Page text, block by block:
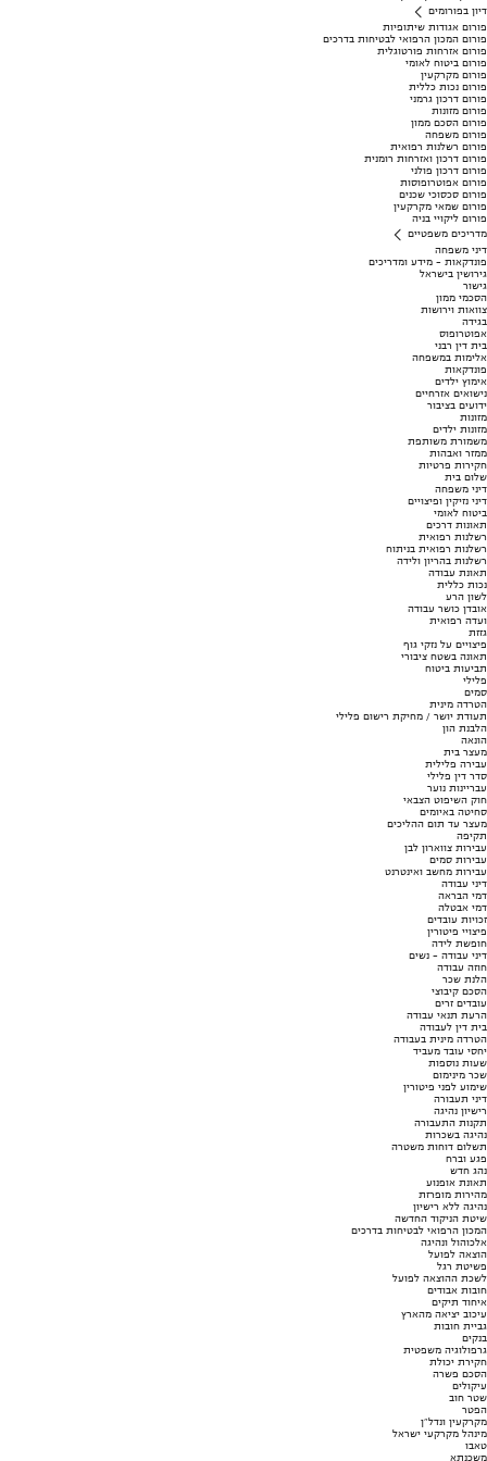
דיון בפורומים
פורום אגודות שיתופיות
פורום המכון הרפואי לבטיחות בדרכים
פורום אזרחות פורטוגלית
פורום ביטוח לאומי
פורום מקרקעין
פורום נכות כללית
פורום דרכון גרמני
פורום מזונות
פורום הסכם ממון
פורום משפחה
פורום רשלנות רפואית
פורום דרכון ואזרחות רומנית
פורום דרכון פולני
פורום אפוטרופוסות
פורום סכסוכי שכנים
פורום שמאי מקרקעין
פורום ליקויי בניה
מדריכים משפטיים
דיני משפחה
פונדקאות - מידע ומדריכים
גירושין בישראל
גישור
הסכמי ממון
צוואות וירושות
בגידה
אפוטרופוס
בית דין רבני
אלימות במשפחה
פונדקאות
אימוץ ילדים
נישואים אזרחיים
ידועים בציבור
מזונות
מזונות ילדים
משמורת משותפת
ממזר ואבהות
חקירות פרטיות
שלום בית
דיני משפחה
דיני נזיקין ופיצויים
ביטוח לאומי
תאונות דרכים
רשלנות רפואית
רשלנות רפואית בניתוח
רשלנות בהריון ולידה
תאונת עבודה
נכות כללית
לשון הרע
אובדן כושר עבודה
ועדה רפואית
גזזת
פיצויים על נזקי גוף
תאונה בשטח ציבורי
תביעות ביטוח
פלילי
סמים
הטרדה מינית
תעודת יושר / מחיקת רישום פלילי
הלבנת הון
הונאה
מעצר בית
עבירה פלילית
סדר דין פלילי
עבריינות נוער
חוק השיפוט הצבאי
סחיטה באיומים
מעצר עד תום ההליכים
תקיפה
עבירות צווארון לבן
עבירות סמים
עבירות מחשב ואינטרנט
דיני עבודה
דמי הבראה
דמי אבטלה
זכויות עובדים
פיצויי פיטורין
חופשת לידה
דיני עבודה - נשים
חוזה עבודה
הלנת שכר
הסכם קיבוצי
עובדים זרים
הרעת תנאי עבודה
בית דין לעבודה
הטרדה מינית בעבודה
יחסי עובד מעביד
שעות נוספות
שכר מינימום
שימוע לפני פיטורין
דיני תעבורה
רישיון נהיגה
תקנות התעבורה
נהיגה בשכרות
תשלום דוחות משטרה
פגע וברח
נהג חדש
תאונת אופנוע
מהירות מופרזת
נהיגה ללא רישיון
שיטת הניקוד החדשה
המכון הרפואי לבטיחות בדרכים
אלכוהול ונהיגה
הוצאה לפועל
פשיטת רגל
לשכת ההוצאה לפועל
חובות אבודים
איחוד תיקים
עיכוב יציאה מהארץ
גביית חובות
בנקים
גרפולוגיה משפטית
חקירת יכולת
הסכם פשרה
עיקולים
שטר חוב
הפטר
מקרקעין ונדל"ן
מינהל מקרקעי ישראל
טאבו
משכנתא